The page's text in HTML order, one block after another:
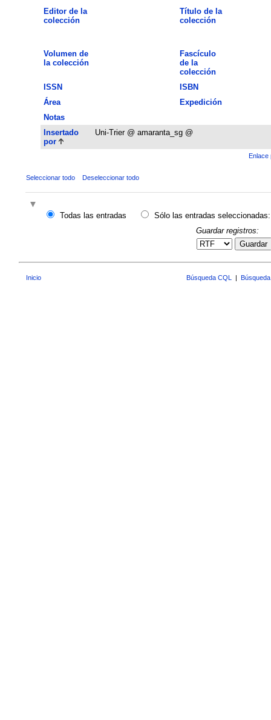
Editor de la
colección
Título de la
colección
Volumen de
la colección
Fascículo
de la
colección
ISSN
ISBN
Área
Expedición
Notas
Insertado
por
Uni-Trier @ amaranta_sg @
Enlace
Seleccionar todo Deseleccionar todo
Todas las entradas
Sólo las entradas seleccionadas:
Guardar registros:
Guardar
Inicio Búsqueda CQL